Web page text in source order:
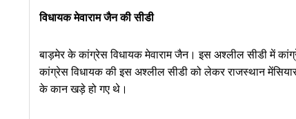
विधायक मेवाराम जैन की सीडी
बाड़मेर के कांग्रेस विधायक मेवाराम जैन। इस अश्लील सीडी में
कांग्रेस विधायक की इस अश्लील सीडी को लेकर राजस्थान
के कान खड़े हो गए थे।